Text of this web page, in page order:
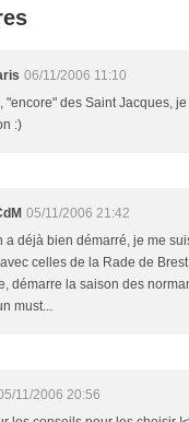
06/11/2006 11:10
"encore" des Saint Jacques,
:)
05/11/2006 21:42
a déjà bien démarré, je me
celles de la Rade de
démarre la saison des
must...
11/2006 20:56